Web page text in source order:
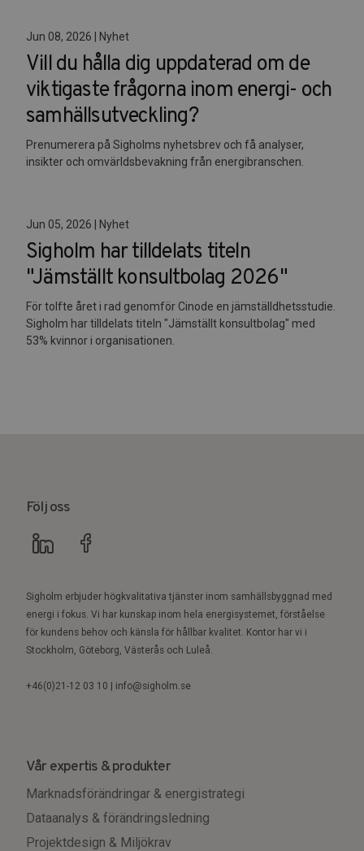
Jun 08, 2026 | Nyhet
Vill du hålla dig uppdaterad om de
viktigaste frågorna inom energi- och
samhällsutveckling?
Prenumerera på Sigholms nyhetsbrev och få analyser,
insikter och omvärldsbevakning från energibranschen.
Jun 05, 2026 | Nyhet
Sigholm har tilldelats titeln
"Jämställt konsultbolag 2026"
För tolfte året i rad genomför Cinode en jämställdhetsstudie.
Sigholm har tilldelats titeln "Jämställt konsultbolag" med
53% kvinnor i organisationen.
Följ oss
Sigholm erbjuder högkvalitativa tjänster inom samhällsbyggnad med
energi i fokus. Vi har kunskap inom hela energisystemet, förståelse
för kundens behov och känsla för hållbar kvalitet. Kontor har vi i
Stockholm, Göteborg, Västerås och Luleå.
+46(0)21-12 03 10 | info@sigholm.se
Vår expertis & produkter
Marknadsförändringar & energistrategi
Dataanalys & förändringsledning
Projektdesign & Miljökrav